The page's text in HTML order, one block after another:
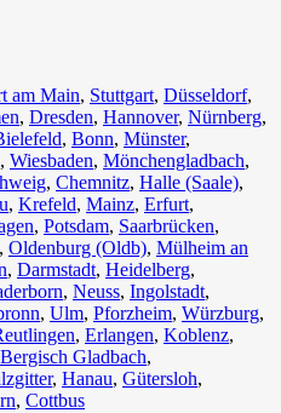
am Main, Stuttgart, Düsseldorf,
, Dresden, Hannover, Nürnberg,
, Bonn⁠, Münster⁠,
, Wiesbaden⁠, Mönchengladbach⁠,
, Chemnitz⁠, Halle (Saale)⁠,
⁠, Krefeld⁠, Mainz⁠, Erfurt,
, Potsdam, Saarbrücken⁠,
⁠, Oldenburg (Oldb), Mülheim an
, Darmstadt⁠, Heidelberg,
, Neuss, Ingolstadt,
, Ulm⁠, Pforzheim, Würzburg,
, Erlangen⁠, Koblenz,
Bergisch Gladbach,
, Hanau, Gütersloh,
, Cottbus⁠